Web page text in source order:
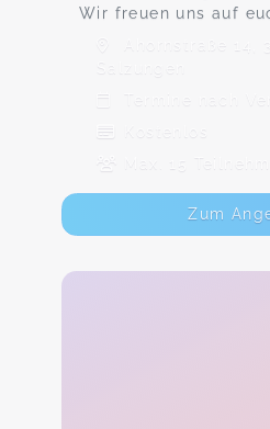
Wir freuen uns auf
Ahornstraße 14,
Salzungen
Termine nach
Max. 15
Zum